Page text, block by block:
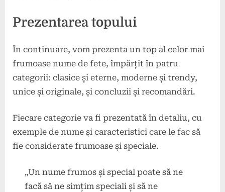
Prezentarea topului
În continuare, vom prezenta un top al celor mai
frumoase nume de fete, împărțit în patru
categorii: clasice și eterne, moderne și trendy,
unice și originale, și concluzii și recomandări.
Fiecare categorie va fi prezentată în detaliu, cu
exemple de nume și caracteristici care le fac să
fie considerate frumoase și speciale.
„Un nume frumos și special poate să ne
facă să ne simțim speciali și să ne